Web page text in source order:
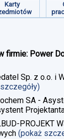
Karty
firmie: Power
Sp. z o.o. i
SA -
PROJEKT
(pokaż